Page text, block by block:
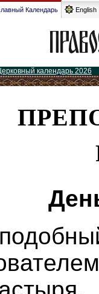
Календарь English
календарь 2026